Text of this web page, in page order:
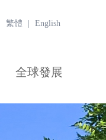
繁體 English
全球發展